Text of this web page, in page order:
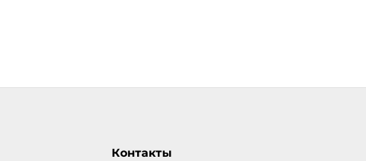
Контакты